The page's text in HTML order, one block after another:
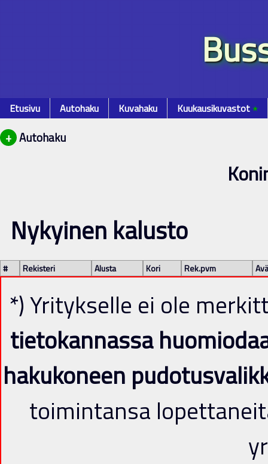
Etusivu Autohaku Kuvahaku Kuukausikuvastot٭
+ Autohaku
Nykyinen kalusto
# Rekisteri Alusta Kori Rek.pvm
*) Yritykselle ei ole
tietokannassa
hakukoneen
toimintansa